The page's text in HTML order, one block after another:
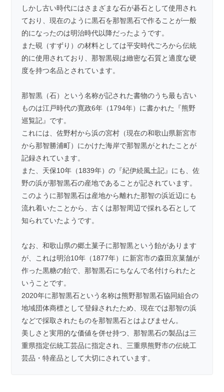
しかし古い時代にはさまざまな石が碁石として使用され
ており、現在のように黒石を那智黒石で作ることが一般
的になったのは明治時代以降だったようです。
また硯（すずり）の材料としては平安時代ごろから伝統
的に使用されており、那智黒硯は緻密な石質と適度な硬
度を持つ名品とされています。
那智黒（石）という名称が記された書物のうち最も古い
ものは江戸時代の寛政6年（1794年）に書かれた『熊野
巡覧記』です。
これには、佐野村から浜の宮村（現在の和歌山県新宮市
から那智勝浦町）にかけた海岸で那智黒がとれたことが
記録されています。
また、天保10年（1839年）の『紀伊続風土記』にも、佐
野の浜が那智黒石の産地であることが記されています。
このように那智黒石は産地から離れた那智の浜近辺にも
流れ着いたことから、古くは那智周辺で採れる石として
知られていたようです。
なお、和歌山県の郷土菓子に那智黒という飴があります
が、これは明治10年（1877年）に新宮市の森田京菓舗が
作った黒糖の飴で、那智黒石にちなんで名付けられたと
いうことです。
2020年に那智黒石という名称は熊野那智黒石協同組合の
地域団体商標として登録されたため、現在では那智の浜
などで採取されたものを那智黒石とはよびません。
美しさと実用的な価値を併せ持つ、那智黒石の製品は三
重県指定伝統工芸品に指定され、三重県熊野市の伝統工
芸品・特産品として大切にされています。